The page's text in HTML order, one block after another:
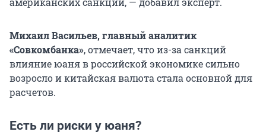
Михаил Васильев, главный аналитик
«Совкомбанка», отмечает, что из-за санкций
влияние юаня в российской экономике сильно
возросло и китайская валюта стала основной для
расчетов.
Есть ли риски у юаня?